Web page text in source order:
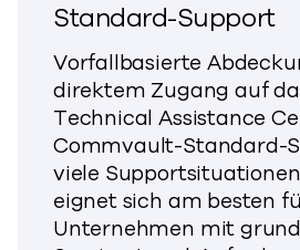
Standard-Support
Vorfallbasierte
direktem Zugang auf
Technical Assistance
Commvault-Standard-
viele
eignet sich am besten
Unternehmen mit